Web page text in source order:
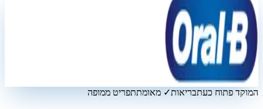
המוקד פתוח כעתבריאות✓ מאומתתפריט ממופה